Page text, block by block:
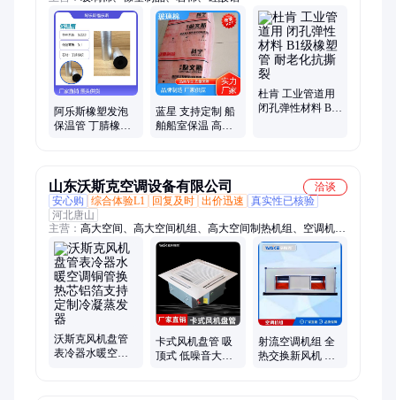
阿乐斯橡塑发泡
保温管 丁腈橡胶
蓝星 支持定制 船
舶船室保温 高温
杜肯 工业管道用
闭孔弹性材料 B1
山东沃斯克空调设备有限公司
洽谈
安心购
综合体验L1 回复及时 出价迅速
真实性已核验
河北唐山
主营： 高大空间、高大空间机组、高大空间制热机组、空调机
组、吊顶式空调机组、组合式空调机组、中央空调温控器、高大
空间循环空气制热机组、工业暖风机、蒸汽暖风机、热回收新风
机组、新风换气机、风机盘管温控器、三速开关面板、轴流风
机、边墙风机、管道风机、壁式轴流风机、风机盘管、卡式风机
盘管、风幕机、排烟风机、消防风机屋顶风机、玻璃钢风机、空
气幕
沃斯克风机盘管
表冷器水暖空调
卡式风机盘管 吸
顶式 低噪音大风
射流空调机组 全
热交换新风机 高